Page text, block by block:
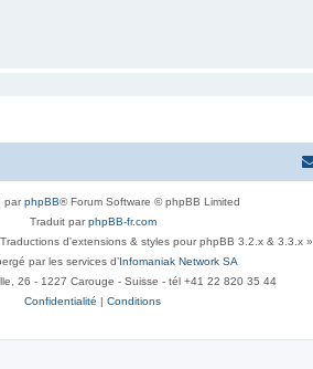
parphpBB® Forum Software © phpBB Limited
Traduit parphpBB-fr.com
d'extensions & styles pour phpBB 3.2.x & 3.3.x »
par les services d’Infomaniak Network SA
26 - 1227 Carouge - Suisse - tél +41 22 820 35 44
Confidentialité | Conditions